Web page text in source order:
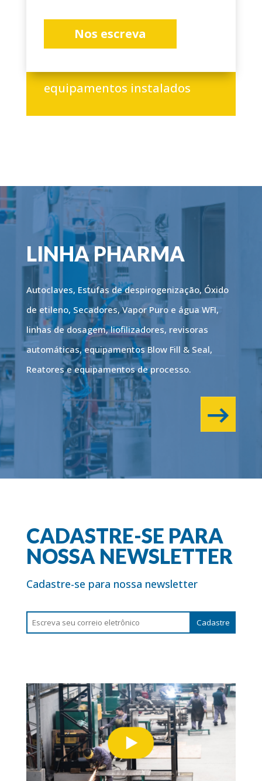
+3.000
equipamentos instalados
Nos escreva
LINHA PHARMA
Autoclaves, Estufas de despirogenização, Óxido
de etileno, Secadores, Vapor Puro e água WFI,
linhas de dosagem, liofilizadores, revisoras
automáticas, equipamentos Blow Fill & Seal,
Reatores e equipamentos de processo.
CADASTRE-SE PARA
NOSSA NEWSLETTER
Cadastre-se para nossa newsletter